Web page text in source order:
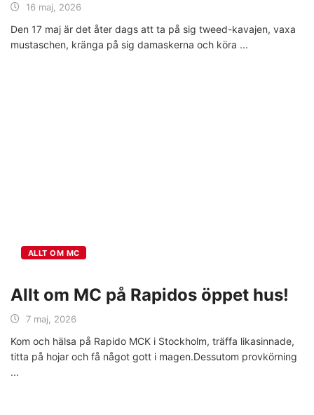
16 maj, 2026
Den 17 maj är det åter dags att ta på sig tweed-kavajen, vaxa
mustaschen, kränga på sig damaskerna och köra
ALLT OM MC
Allt om MC på Rapidos öppet hus!
7 maj, 2026
Kom och hälsa på Rapido MCK i Stockholm, träffa likasinnade,
titta på hojar och få något gott i magen.Dessutom provkörning